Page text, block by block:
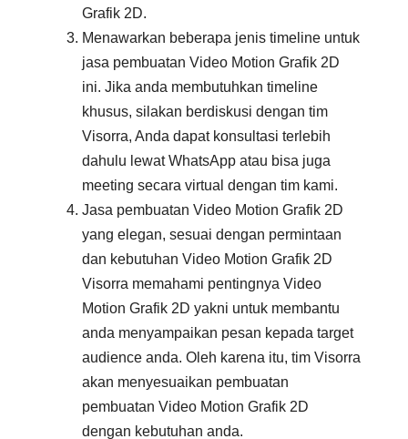
Grafik 2D.
Menawarkan beberapa jenis timeline untuk
jasa pembuatan Video Motion Grafik 2D
ini. Jika anda membutuhkan timeline
khusus, silakan berdiskusi dengan tim
Visorra, Anda dapat konsultasi terlebih
dahulu lewat WhatsApp atau bisa juga
meeting secara virtual dengan tim kami.
Jasa pembuatan Video Motion Grafik 2D
yang elegan, sesuai dengan permintaan
dan kebutuhan Video Motion Grafik 2D
Visorra memahami pentingnya Video
Motion Grafik 2D yakni untuk membantu
anda menyampaikan pesan kepada target
audience anda. Oleh karena itu, tim Visorra
akan menyesuaikan pembuatan
pembuatan Video Motion Grafik 2D
dengan kebutuhan anda.